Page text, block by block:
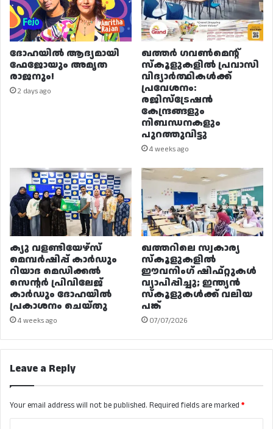
ദോഹയിൽ ആദ്യമായി
ഫേജോയും അമൃത
രാജനും!
2 days ago
ഖത്തർ ഗവൺമെന്റ്
സ്കൂളുകളിൽ പ്രവാസി
വിദ്യാർത്ഥികൾക്ക്
പ്രവേശനം:
രജിസ്ട്രേഷൻ
കേന്ദ്രങ്ങളും
നിബന്ധനകളും
പുറത്തുവിട്ടു
4 weeks ago
ക്യു വളണ്ടിയേഴ്‌സ്
മെമ്പർഷിപ്പ് കാർഡും
റിയാദ മെഡിക്കൽ
സെന്റർ പ്രിവിലേജ്
കാർഡും ദോഹയിൽ
പ്രകാശനം ചെയ്തു
4 weeks ago
ഖത്തറിലെ സ്വകാര്യ
സ്കൂളുകളിൽ
ഈവനിംഗ് ഷിഫ്റ്റുകൾ
വ്യാപിപ്പിച്ചു; ഇന്ത്യൻ
സ്കൂളുകൾക്ക് വലിയ
പങ്ക്
07/07/2026
Leave a Reply
Your email address will not be published. Required fields are marked *